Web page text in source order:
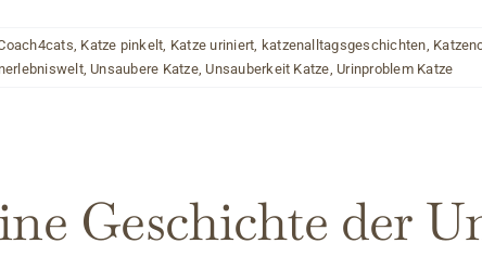
Katze pinkelt Katze uriniert katzenalltagsgeschichten
, Unsaubere Katze, Unsauberkeit Katze Urinproblem Katze
Geschichte der